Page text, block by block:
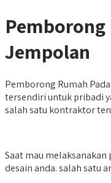
Pemborong
Jempolan
Pemborong Rumah
tersendiri untuk pribadi
salah satu kontraktor
Saat mau
desain anda. salah satu